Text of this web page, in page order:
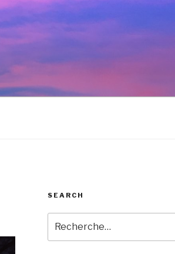
SEARCH
pour
: